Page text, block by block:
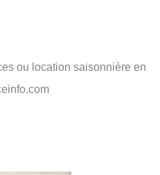
ou location saisonnière en